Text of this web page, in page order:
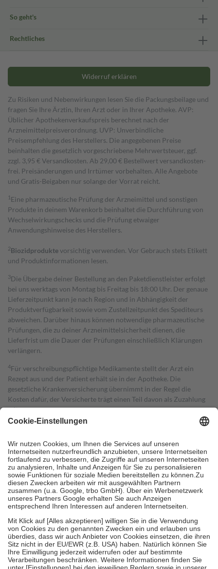
So geht's
Rechtliches
Widerruf erklären
Zu Risiken und Nebenwirkungen lesen Sie die Packungsbeilage und
fragen Sie Ihre Ärztin, Ihren Arzt oder in Ihrer Apotheke. AVP:
Üblicher Apothekenverkaufspreis berechnet nach der
Arzneimittelpreisverordnung. UVP: Unverbindliche
Preisempfehlung des Herstellers. Die angegebenen Preise
beinhalten die gesetzlich vorgeschriebene Mehrwertsteuer, ggf.
zzgl. 3,95 € Versandkosten. Ab 29,00 € Bestell­wert versand­kosten­
frei. Preisänderungen und Irrtümer vorbehalten. Alle Angebote
und Gratis-Beigaben nur solange der Vorrat reicht.
1 Eine pharmazeutische Prüfung der Arzneimittel und sonstigen
Produkte in deinem Warenkorb beinhaltet die Durchführung von
Wechselwirkungschecks und die Prüfung etwaiger
Anwendungshinweise des Herstellers.
2Biozidproduktevorsichtig verwenden. Vor Gebrauch stets Etikett
und Produktinformationen lesen.
3Die Übergabe deiner Bestellung an den Paketdienstleister erfolgt
bei uns werktags von Montag bis Freitag bis 18:00 Uhr. Der genaue
Lieferzeitpunkt kann je nach Region und in Abhängigkeit der
Produktverfügbarkeit sowie vom Zustellzeitpunkt des Spediteurs
abweichen. Darüber hinaus können notwendige pharmazeutische
Prüfungen, die zu deiner Arzneimittelsicherheit dienen, die
Lieferfrist um die Dauer der Prüfungen einschließlich Klärungen
verlängern.
4Für verschreibungspflichtige Medikamente stellt der Arzt ein
Rezept aus und der Patient erhält sie in der Apotheke. Die
gesetzliche Krankenversicherung übernimmt in der Regel die
Kosten dafür, der Versicherte trägt einen Teil davon als Zuzahlung
mit.
Grundsätzlich leisten Mitglieder Zuzahlungen in Höhe von zehn
höchstens zehn Euro.
Es sind jedoch nie mehr als die tatsächlichen
Kosten der Leistung zu entrichten.
Diese Regeln gelten grundsätzlich auch für Online-Apotheken.
Bei Heilmitteln und häuslicher Krankenpflege beträgt die
Zuzahlung zehn Prozent der Kosten sowie zehn Euro je
Verordnung.
Um das Engagement der Versicherten für ihre eigene Gesundheit zu
stärken und die besondere Stellung der Familie zu unterstützen,
fallenkeine Zuzahlungenan bei:
• Kindern und Jugendlichen bis zum vollendeten 18. Lebensjahr
mit Ausnahme der Fahrkosten
• Untersuchungen zur Vorsorge und Früherkennung, die von der
GKV getragen werden